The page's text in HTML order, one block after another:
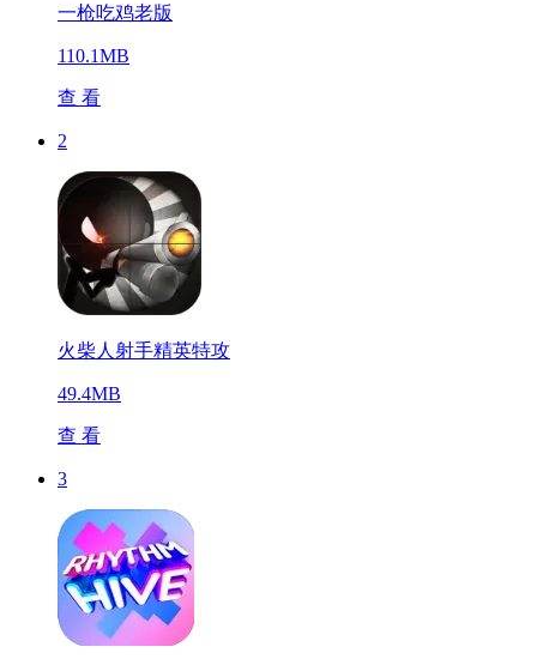
一枪吃鸡老版
110.1MB
查 看
2
火柴人射手精英特攻
49.4MB
查 看
3